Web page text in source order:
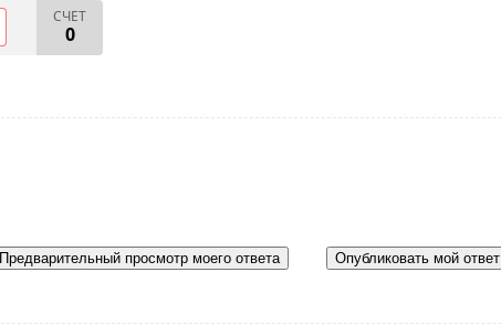
СЧЕТ
0
Предварительный просмотр моего ответа Опубликовать мой ответ